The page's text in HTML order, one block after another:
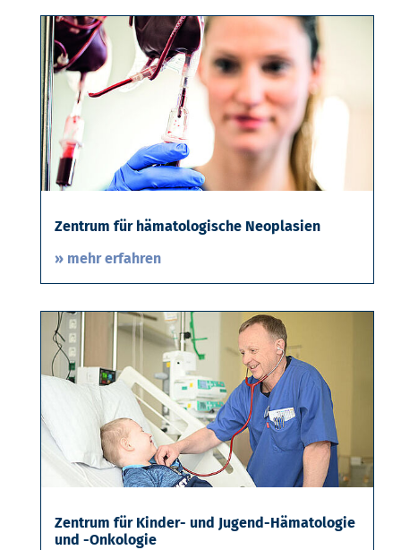
Zentrum für hämatologische Neoplasien
» mehr erfahren
Zentrum für Kinder- und Jugend-Hämatologie
und -Onkologie